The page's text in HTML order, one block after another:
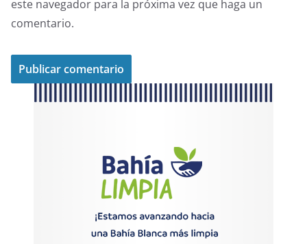
este navegador para la próxima vez que haga un
comentario.